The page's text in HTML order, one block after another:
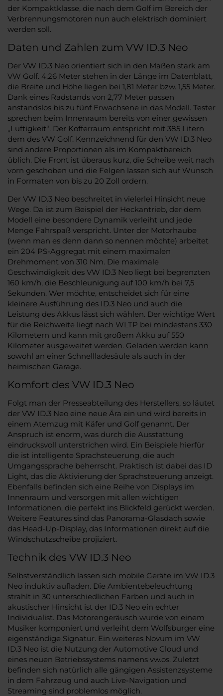
der Kompaktklasse, die nach dem Golf im Bereich der
Verbrennungsmotoren nun auch elektrisch dominiert
werden soll.
Daten und Zahlen zum VW ID.3 Neo
Der VW ID.3 Neo orientiert sich in den Maßen stark am
VW Golf. 4,26 Meter stehen in der Länge im Datenblatt,
die Breite und Höhe liegen bei 1,81 Meter bzw. 1,55 Meter.
Dank eines Radstands von 2,77 Meter passen
anstandslos bis zu fünf Erwachsene in das Modell. Tester
sprechen beim Innenraum bereits von einer gewissen
„Luftigkeit“. Der Kofferraum entspricht mit 385 Litern
dem des VW Golf. Kennzeichnend für den VW ID.3 Neo
sind andere Proportionen als im Kompaktbereich
üblich. Die Front ist überaus kurz, die Scheibe weit nach
vorn geschoben und die Felgen lassen sich auf Wunsch
in Formaten von bis zu 20 Zoll ordern.
Der VW ID.3 Neo beschreitet in vielerlei Hinsicht neue
Wege. Da ist zum Beispiel der Heckantrieb, der dem
Modell eine besondere Dynamik verleiht und jede
Menge Fahrspaß verspricht. Unter der Motorhaube
(wenn man es denn dann so nennen möchte) arbeitet
ein 204 PS-Aggregat mit einem maximalen
Drehmoment von 310 Nm. Die maximale
Geschwindigkeit des VW ID.3 Neo liegt bei begrenzten
160 km/h, die Beschleunigung auf 100 km/h bei 7,5
Sekunden. Wer möchte, entscheidet sich für eine
kleinere Ausführung des ID.3 Neo und auch die
Leistung des Akkus lässt sich wählen. Der wichtige Wert
für die Reichweite liegt nach WLTP bei mindestens 330
Kilometern und kann mit großem Akku auf 550
Kilometer ausgeweitet werden. Geladen werden kann
sowohl an einer Schnellladesäule als auch in der
heimischen Garage.
Komfort des VW ID.3 Neo
Folgt man der Presseabteilung des Herstellers, so läutet
der VW ID.3 Neo eine neue Ära ein und wird bereits in
einem Atemzug mit Käfer und Golf genannt. Der
Anspruch ist enorm, was durch die Ausstattung
eindrucksvoll unterstrichen wird. Ein Beispiele hierfür
die ist intelligente Sprachsteuerung, die auch
Umgangssprache beherrscht. Praktisch ist dabei das ID
Light, das die Aktivierung der Sprachsteuerung anzeigt.
Ebenfalls befinden sich eine Reihe von Displays im
Innenraum und versorgen mit allen wichtigen
Informationen, die perfekt ins Blickfeld gerückt werden.
Weitere Features sind das Panorama-Glasdach sowie
das Head-Up-Display, das Informationen direkt auf die
Windschutzscheibe projiziert.
Technik des VW ID.3 Neo
Selbstverständlich lassen sich mobile Geräte im VW ID.3
Neo induktiv aufladen. Die Ambientebeleuchtung
strahlt in 30 unterschiedlichen Farben und auch in
akustischer Hinsicht ist der ID.3 Neo ein echter
Individualist. Das Motorengeräusch wurde von einem
Musiker komponiert und verleiht dem Wolfsburger eine
eigenständige Signatur. Ein weiteres Novum im VW
ID.3 Neo ist die Nutzung der Automotive Cloud und
eines neuen Betriebssystems namens vw.os. Zuletzt
befinden sich natürlich alle gängigen Assistenzsysteme
in dem Fahrzeug und auch Live-Navigation und
Streaming sind problemlos möglich.